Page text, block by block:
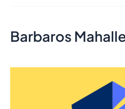
Barbaros
Barbaros
Çilingir